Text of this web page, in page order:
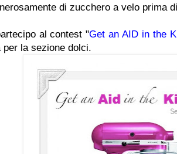
di zucchero a velo prima
al contest "Get an AID in the
per la sezione dolci.